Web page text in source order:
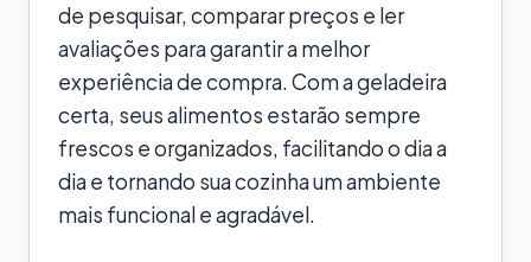
de pesquisar, comparar preços e ler
avaliações para garantir a melhor
experiência de compra. Com a geladeira
certa, seus alimentos estarão sempre
frescos e organizados, facilitando o dia a
dia e tornando sua cozinha um ambiente
mais funcional e agradável.